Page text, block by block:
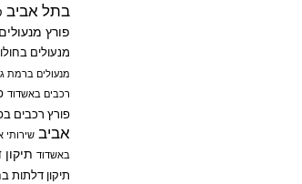
בתל אביב
פורץ
מנעולים
מנעולים ברמת
רכבים באשדוד
פורץ רכבים
אביב שירותי
באשדוד
תיקון דלתות